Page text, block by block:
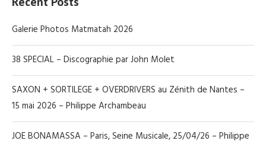
Galerie Photos Matmatah 2026
38 SPECIAL – Discographie par John Molet
SAXON + SORTILEGE + OVERDRIVERS au Zénith de Nantes –
15 mai 2026 – Philippe Archambeau
JOE BONAMASSA – Paris, Seine Musicale, 25/04/26 – Philippe